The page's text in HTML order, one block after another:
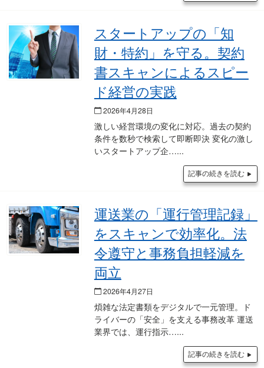
スタートアップの「知
財・特約」を守る。契約
書スキャンによるスピー
ド経営の実践
2026年4月28日
激しい経営環境の変化に対応。過去の契約
条件を数秒で検索して即断即決 変化の激し
いスタートアップ企…
記事の続きを読む
運送業の「運行管理記録」
をスキャンで効率化。法
令遵守と事務負担軽減を
両立
2026年4月27日
煩雑な法定書類をデジタルで一元管理。ド
ライバーの「安全」を支える事務改革 運送
業界では、運行指示…
記事の続きを読む